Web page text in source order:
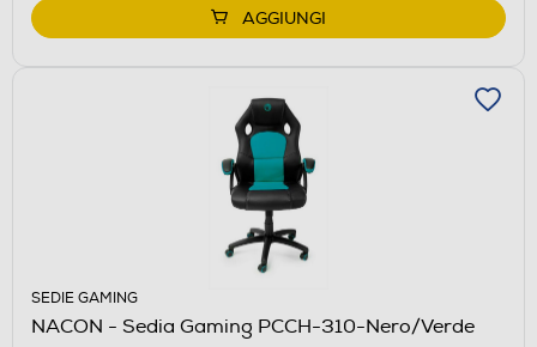
AGGIUNGI
SEDIE GAMING
NACON - Sedia Gaming PCCH-310-Nero/Verde